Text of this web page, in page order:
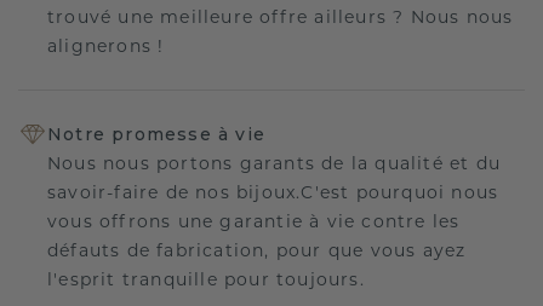
trouvé une meilleure offre ailleurs ? Nous nous
alignerons !
Notre promesse à vie
Nous nous portons garants de la qualité et du
savoir-faire de nos bijoux.C'est pourquoi nous
vous offrons une garantie à vie contre les
défauts de fabrication, pour que vous ayez
l'esprit tranquille pour toujours.